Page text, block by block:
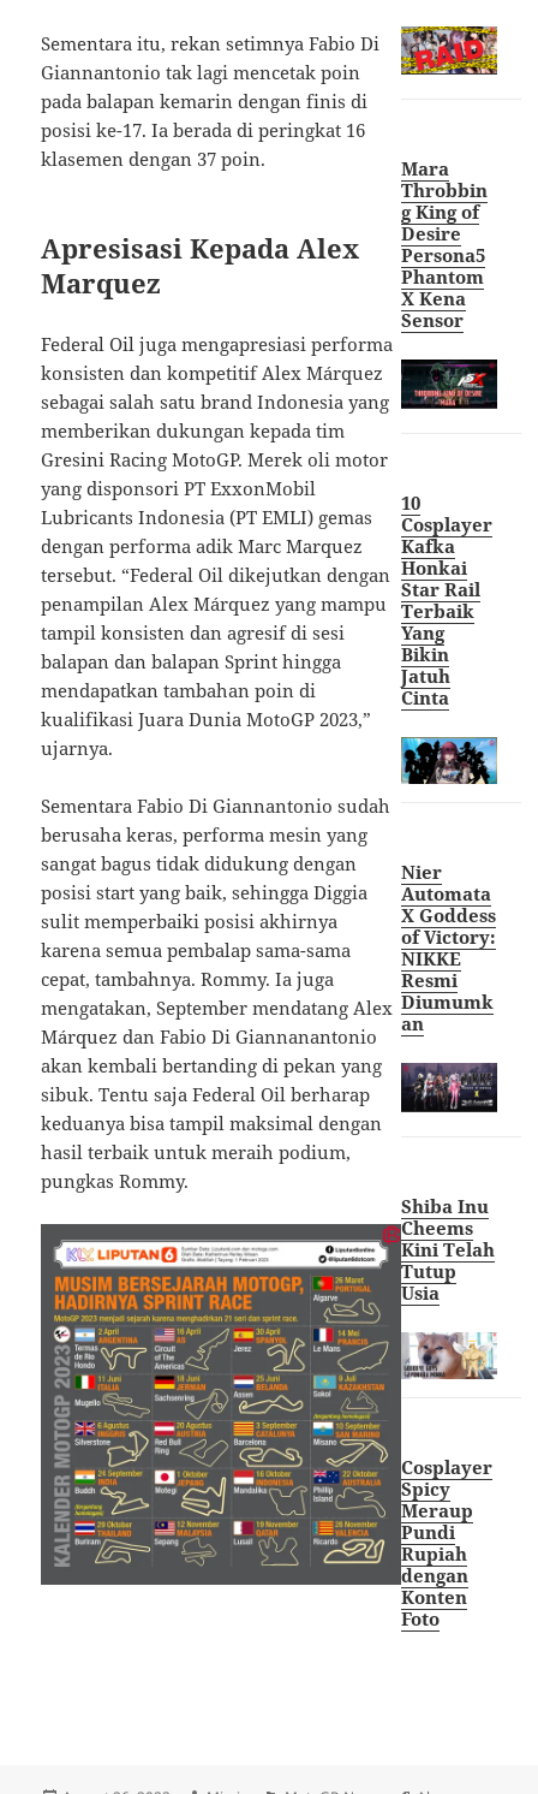
Sementara itu, rekan setimnya Fabio Di
Giannantonio tak lagi mencetak poin
pada balapan kemarin dengan finis di
posisi ke-17. Ia berada di peringkat 16
klasemen dengan 37 poin.
Apresisasi Kepada Alex
Marquez
Federal Oil juga mengapresiasi performa
konsisten dan kompetitif Alex Márquez
sebagai salah satu brand Indonesia yang
memberikan dukungan kepada tim
Gresini Racing MotoGP. Merek oli motor
yang disponsori PT ExxonMobil
Lubricants Indonesia (PT EMLI) gemas
dengan performa adik Marc Marquez
tersebut. “Federal Oil dikejutkan dengan
penampilan Alex Márquez yang mampu
tampil konsisten dan agresif di sesi
balapan dan balapan Sprint hingga
mendapatkan tambahan poin di
kualifikasi Juara Dunia MotoGP 2023,”
ujarnya.
Sementara Fabio Di Giannantonio sudah
berusaha keras, performa mesin yang
sangat bagus tidak didukung dengan
posisi start yang baik, sehingga Diggia
sulit memperbaiki posisi akhirnya
karena semua pembalap sama-sama
cepat, tambahnya. Rommy. Ia juga
mengatakan, September mendatang Alex
Márquez dan Fabio Di Giannanantonio
akan kembali bertanding di pekan yang
sibuk. Tentu saja Federal Oil berharap
keduanya bisa tampil maksimal dengan
hasil terbaik untuk meraih podium,
pungkas Rommy.
Mara
Throbbin
g King of
Desire
Persona5
Phantom
X Kena
Sensor
10
Cosplayer
Kafka
Honkai
Star Rail
Terbaik
Yang
Bikin
Jatuh
Cinta
Nier
Automata
X Goddess
of Victory:
NIKKE
Resmi
Diumumk
an
Shiba Inu
Cheems
Kini Telah
Tutup
Usia
Cosplayer
Spicy
Meraup
Pundi
Rupiah
dengan
Konten
Foto